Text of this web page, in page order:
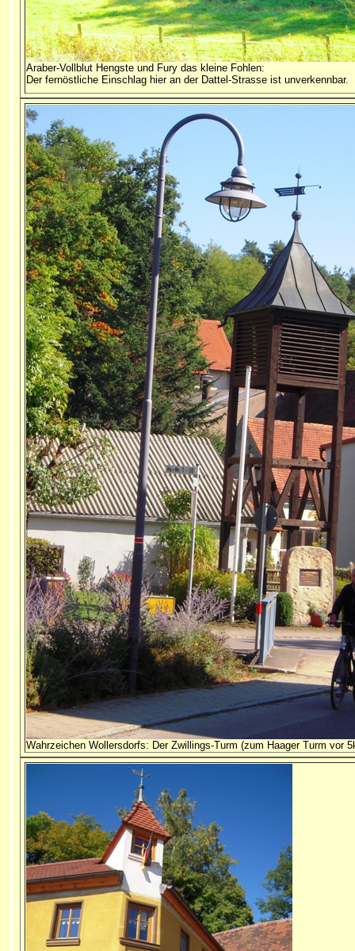
Araber-Vollblut Hengste und Fury das kleine Fohlen:
Der fernöstliche Einschlag hier an der Dattel-Strasse ist unverkennbar.
Wahrzeichen Wollersdorfs: Der Zwillings-Turm (zum Haager Turm vor